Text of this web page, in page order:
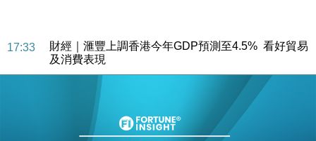
17:33
財經｜滙豐上調香港今年GDP預測至4.5% 看好貿易
及消費表現
本地｜假冒內地執法人員要求交「保證金」 43歲女子
損失近6900萬元
財經｜日經失守6.5萬點後回穩 全周仍升近2%